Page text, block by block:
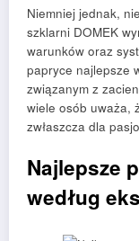
Niemniej jednak,
szklarni DOMEK
warunków oraz
papryce najlepsze
związanym z
wiele osób uważa,
zwłaszcza dla
Najlepsze
według